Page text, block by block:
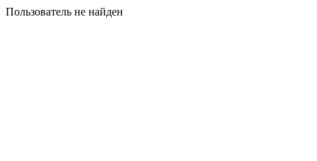
Пользователь не найден